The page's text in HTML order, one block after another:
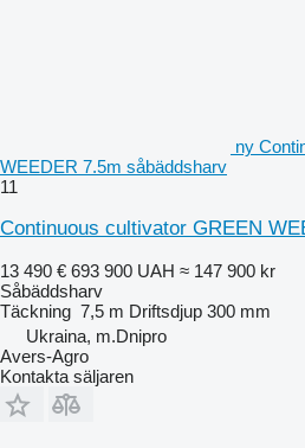
ny
WEEDER 7.5m såbäddsharv
11
Continuous cultivator GREEN
13 490 € 693 900 UAH ≈ 147 900 kr
Såbäddsharv
Täckning 7,5 m Driftsdjup 300 mm
Ukraina, m.Dnipro
Avers-Agro
Kontakta säljaren